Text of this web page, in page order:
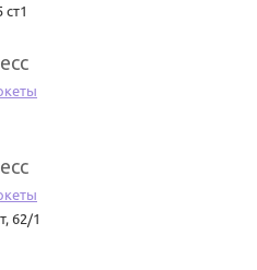
62/1